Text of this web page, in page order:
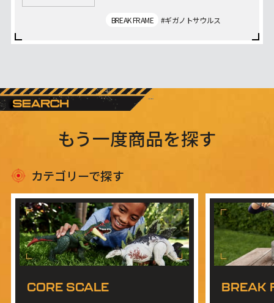
BREAK FRAME #ギガノトサウルス
もう一度商品を探す
カテゴリーで探す
CORE SCALE
BREAK